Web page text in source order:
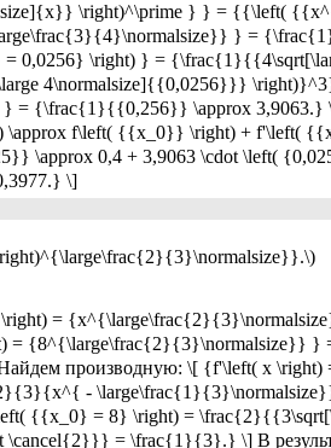
\right)^\prime } } = {{\left(
} =
= 0,0256} \right) } =
4\normalsize]{{0,0256}}}
{\frac{1}{{0,256}} \approx 3,9063.}
\approx f\left( {{x_0}} \right) + f'\left(
\approx 0,4 + 3,9063 \cdot \left(
\]
\right) =
{8^{\large\frac{2}{3}\normalsize}} }
производную: \[ {f'\left( x
-
{{x_0} = 8} \right) =
= \frac{1}{3}.} \] В